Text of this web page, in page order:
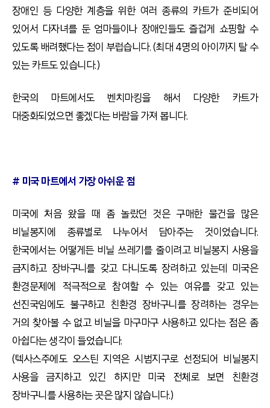
장애인 등 다양한 계층을 위한 여러 종류의 카트가 준비되어
있어서 다자녀를 둔 엄마들이나 장애인들도 즐겁게 쇼핑할 수
있도록 배려했다는 점이 부럽습니다. (최대 4명의 아이까지 탈 수
있는 카트도 있습니다.)
한국의 마트에서도 벤치마킹을 해서 다양한 카트가
대중화되었으면 좋겠다는 바람을 가져 봅니다.
# 미국 마트에서 가장 아쉬운 점
미국에 처음 왔을 때 좀 놀랐던 것은 구매한 물건을 많은
비닐봉지에 종류별로 나누어서 담아주는 것이었습니다.
한국에서는 어떻게든 비닐 쓰레기를 줄이려고 비닐봉지 사용을
금지하고 장바구니를 갖고 다니도록 장려하고 있는데 미국은
환경문제에 적극적으로 참여할 수 있는 여유를 갖고 있는
선진국임에도 불구하고 친환경 장바구니를 장려하는 경우는
거의 찾아볼 수 없고 비닐을 마구마구 사용하고 있다는 점은 좀
아쉽다는 생각이 들었습니다.
(텍사스주에도 오스틴 지역은 시범지구로 선정되어 비닐봉지
사용을 금지하고 있긴 하지만 미국 전체로 보면 친환경
장바구니를 사용하는 곳은 많지 않습니다.)